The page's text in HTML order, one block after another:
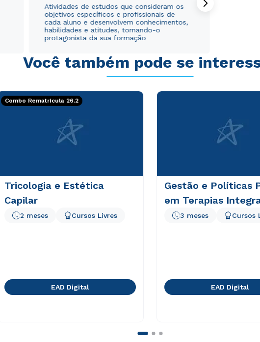
Atividades de estudos que consideram os
objetivos específicos e profissionais de
cada aluno e desenvolvem conhecimentos,
habilidades e atitudes, tornando-o
protagonista da sua formação
Você também pode se
Combo Rematrícula 26.2
Tricologia e Estética
Capilar
2 meses Cursos Livres
EAD Digital
Gestão e Políticas
em Terapias
3 meses Cursos
EAD Digital
WhatsApp
ou
Estou de acordo com a
autorizo que meus dados sejam utilizados para o
WhatsApp
ou
Estou de acordo com a
autorizo que meus dados sejam utilizados para o